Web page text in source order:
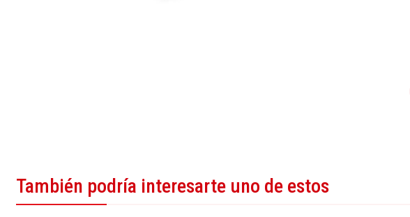
También podría interesarte uno de estos